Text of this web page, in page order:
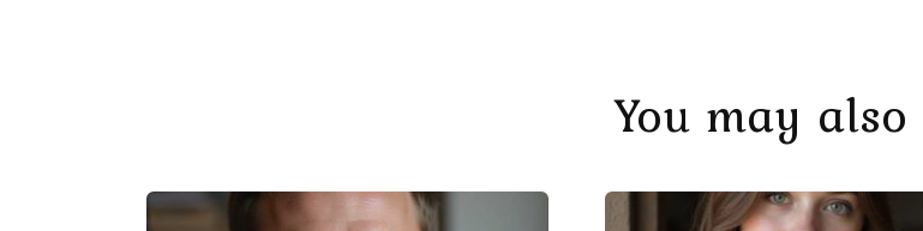
You may